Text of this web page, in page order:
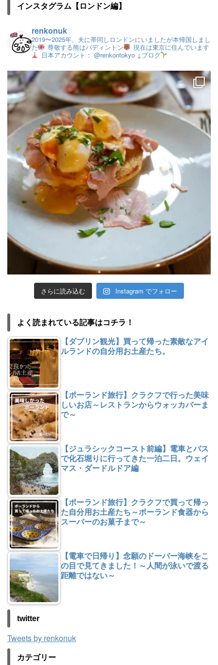
インスタグラム【ロンドン編】
renkonuk
2019〜2025年、夫に帯同しロンドンにいましたが本帰国しまし
た
尊敬する熊はパディントン
現在は東京に住んでいます
日本アカウント： @renkontokyo ↓ブログ
さらに読み込む Instagram でフォロー
よく読まれている記事はコチラ！
【ダブリン観光】買って帰った素敵なアイ
ルランドの自分用お土産たち。
【ポーランド旅行】クラクフで行った美味
しいお店～レストランからウォッカバーま
で～
【ジュラシックコースト前編】電車とバス
で化石堀りに行ってきた一泊二日。ウェイ
マス・ダードルドア編
【ポーランド旅行】クラクフで買って帰っ
た自分用お土産たち～ポーランド食器から
スーパーのお菓子まで～
【電車で日帰り】念願のドーバー海峡をこ
の目で見てきました！～人間が泳いで渡る
距離ではない～
twitter
Tweets by renkonuk
カテゴリー